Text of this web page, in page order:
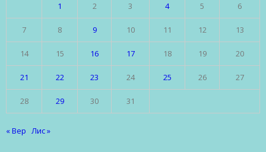
1 2 3 4 5 6
7 8 9 10 11 12 13
14 15 16 17 18 19 20
21 22 23 24 25 26 27
28 29 30 31
« Вер Лис »